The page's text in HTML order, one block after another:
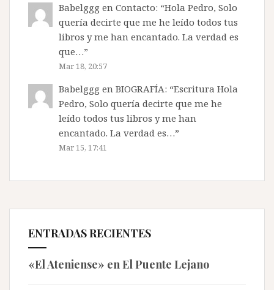
Babelggg en Contacto: “Hola Pedro, Solo
quería decirte que me he leído todos tus
libros y me han encantado. La verdad es
que…”
Mar 18, 20:57
Babelggg en BIOGRAFÍA: “Escritura Hola
Pedro, Solo quería decirte que me he
leído todos tus libros y me han
encantado. La verdad es…”
Mar 15, 17:41
ENTRADAS RECIENTES
«El Ateniense» en El Puente Lejano